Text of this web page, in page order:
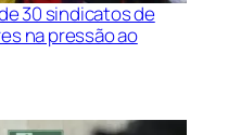
30 sindicatos de
na pressão ao